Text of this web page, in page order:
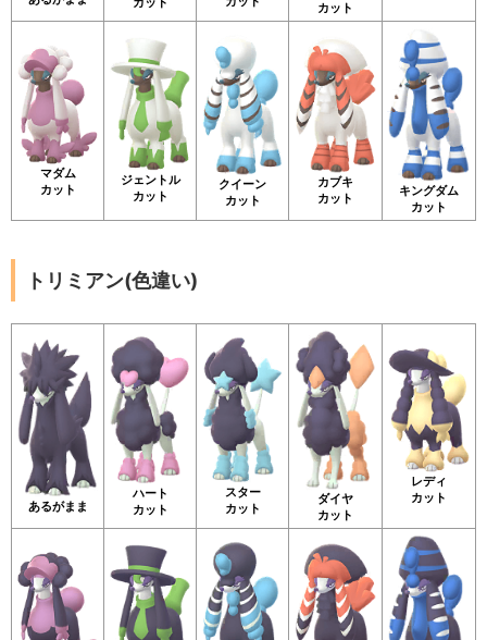
カット
マダム
カット
ジェントル
カット
クイーン
カット
カブキ
カット
キングダム
カット
トリミアン(色違い)
あるがまま
ハート
カット
スター
カット
ダイヤ
カット
レディ
カット